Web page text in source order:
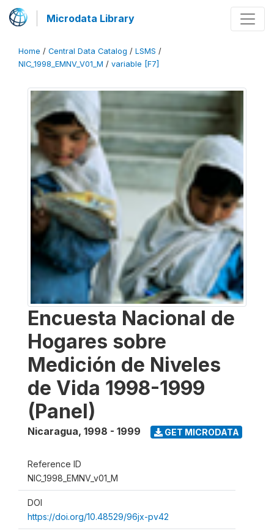
Microdata Library
Home / Central Data Catalog / LSMS /
NIC_1998_EMNV_V01_M / variable [F7]
Encuesta Nacional de
Hogares sobre
Medición de Niveles
de Vida 1998-1999
(Panel)
Nicaragua, 1998 - 1999 GET MICRODATA
Reference ID
NIC_1998_EMNV_v01_M
DOI
https://doi.org/10.48529/96jx-pv42